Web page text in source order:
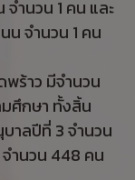
ำนวน 1 คน และ
น จำนวน 1 คน
พร้าว มีจำนวน
ศึกษา ทั้งสิ้น
าลปีที่ 3 จำนวน
ำนวน 448 คน